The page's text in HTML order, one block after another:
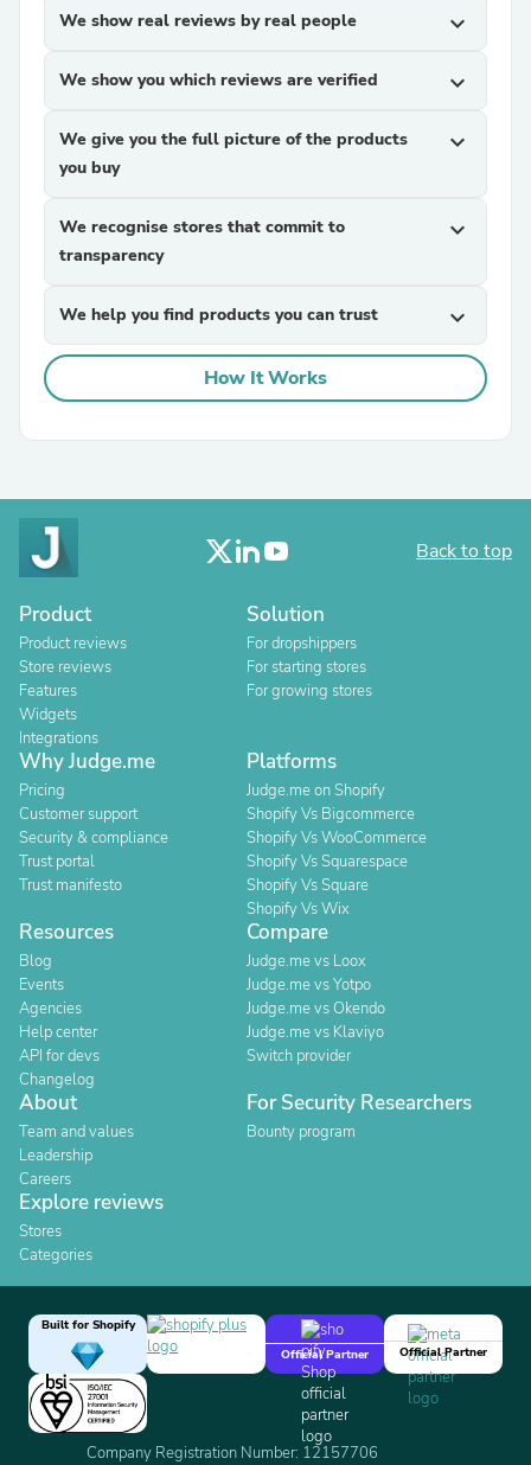
We show real reviews by real people expand_more
We show you which reviews are verified expand_more
We give you the full picture of the products
you buy
expand_more
We recognise stores that commit to
transparency
expand_more
We help you find products you can trust expand_more
How It Works
Back to top
Product
Product reviews
Store reviews
Features
Widgets
Integrations
Solution
For dropshippers
For starting stores
For growing stores
Why Judge.me
Pricing
Customer support
Security & compliance
Trust portal
Trust manifesto
Platforms
Judge.me on Shopify
Shopify Vs Bigcommerce
Shopify Vs WooCommerce
Shopify Vs Squarespace
Shopify Vs Square
Shopify Vs Wix
Resources
Blog
Events
Agencies
Help center
API for devs
Changelog
Compare
Judge.me vs Loox
Judge.me vs Yotpo
Judge.me vs Okendo
Judge.me vs Klaviyo
Switch provider
About
Team and values
Leadership
Careers
For Security Researchers
Bounty program
Explore reviews
Stores
Categories
Built for Shopify
Official Partner
Official Partner
Company Registration Number: 12157706